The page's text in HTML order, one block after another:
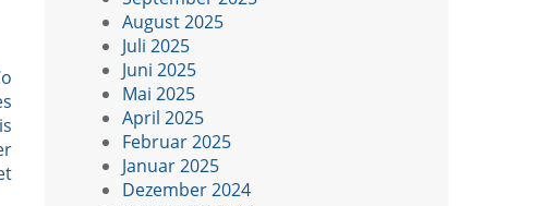
August 2025
Juli 2025
Juni 2025
Mai 2025
April 2025
Februar 2025
Januar 2025
Dezember 2024